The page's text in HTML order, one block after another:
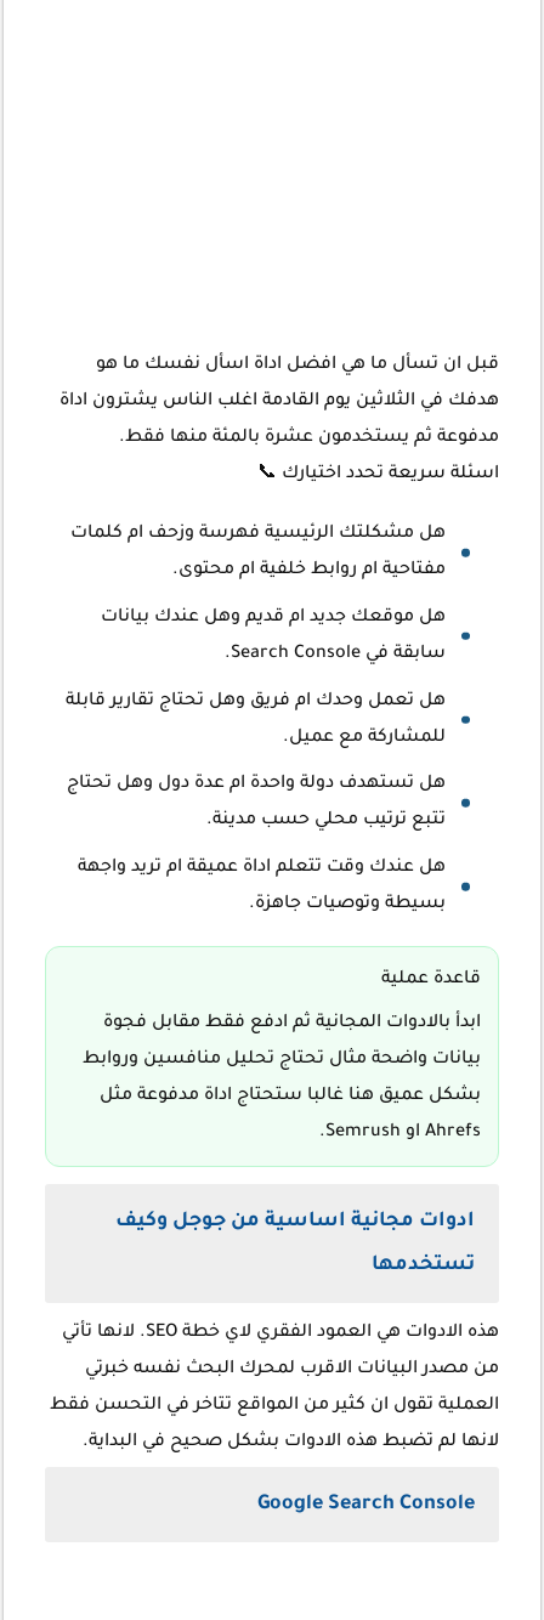
قبل ان تسأل ما هي افضل اداة اسأل نفسك ما هو
هدفك في الثلاثين يوم القادمة اغلب الناس يشترون اداة
مدفوعة ثم يستخدمون عشرة بالمئة منها فقط.
اسئلة سريعة تحدد اختيارك 📞
هل مشكلتك الرئيسية فهرسة وزحف ام كلمات
مفتاحية ام روابط خلفية ام محتوى.
هل موقعك جديد ام قديم وهل عندك بيانات
سابقة في Search Console.
هل تعمل وحدك ام فريق وهل تحتاج تقارير قابلة
للمشاركة مع عميل.
هل تستهدف دولة واحدة ام عدة دول وهل تحتاج
تتبع ترتيب محلي حسب مدينة.
هل عندك وقت تتعلم اداة عميقة ام تريد واجهة
بسيطة وتوصيات جاهزة.
قاعدة عملية
ابدأ بالادوات المجانية ثم ادفع فقط مقابل فجوة
بيانات واضحة مثال تحتاج تحليل منافسين وروابط
بشكل عميق هنا غالبا ستحتاج اداة مدفوعة مثل
Ahrefs او Semrush.
ادوات مجانية اساسية من جوجل وكيف
تستخدمها
هذه الادوات هي العمود الفقري لاي خطة SEO. لانها تأتي
من مصدر البيانات الاقرب لمحرك البحث نفسه خبرتي
العملية تقول ان كثير من المواقع تتاخر في التحسن فقط
لانها لم تضبط هذه الادوات بشكل صحيح في البداية.
Google Search Console